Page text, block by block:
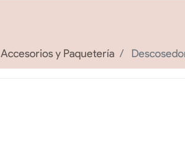
Accesorios y Paquetería